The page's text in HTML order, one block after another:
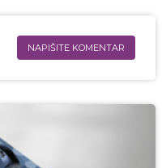
NAPIŠITE KOMENTAR